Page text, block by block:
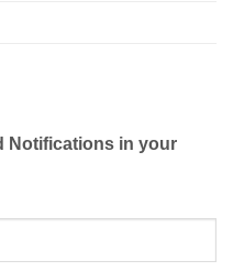
Notifications in your